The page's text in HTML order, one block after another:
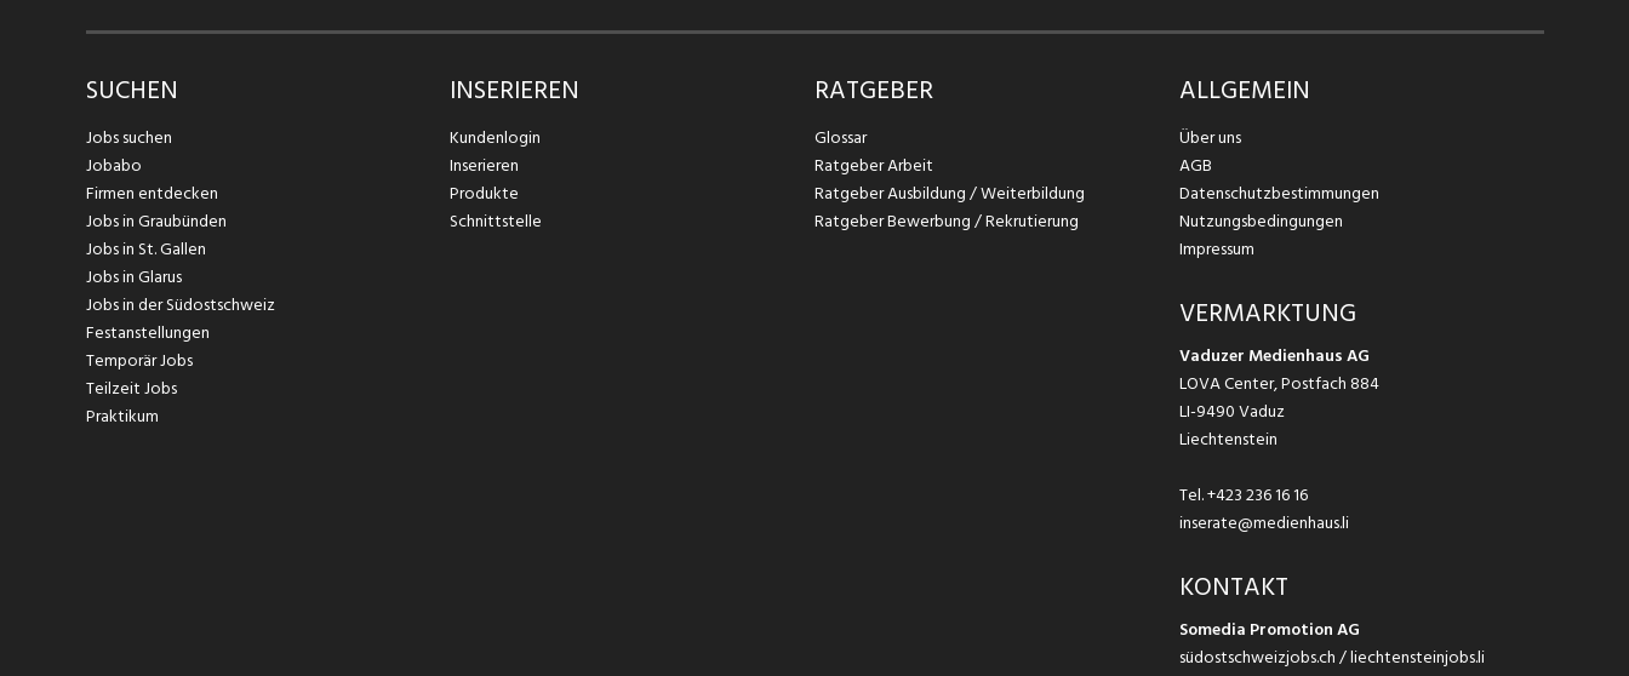
SUCHEN
Jobs suchen
Jobabo
Firmen entdecken
Jobs in Graubünden
Jobs in St. Gallen
Jobs in Glarus
Jobs in der Südostschweiz
Festanstellungen
Temporär Jobs
Teilzeit Jobs
Praktikum
INSERIEREN
Kundenlogin
Inserieren
Produkte
Schnittstelle
RATGEBER
Glossar
Ratgeber Arbeit
Ratgeber Ausbildung / Weiterbildung
Ratgeber Bewerbung / Rekrutierung
ALLGEMEIN
Über uns
AGB
Datenschutzbestimmungen
Nutzungsbedingungen
Impressum
VERMARKTUNG
Vaduzer Medienhaus AG
LOVA Center, Postfach 884
LI-9490 Vaduz
Liechtenstein
Tel.+423 236 16 16
inserate@medienhaus.li
KONTAKT
Somedia Promotion AG
südostschweizjobs.ch / liechtensteinjobs.li